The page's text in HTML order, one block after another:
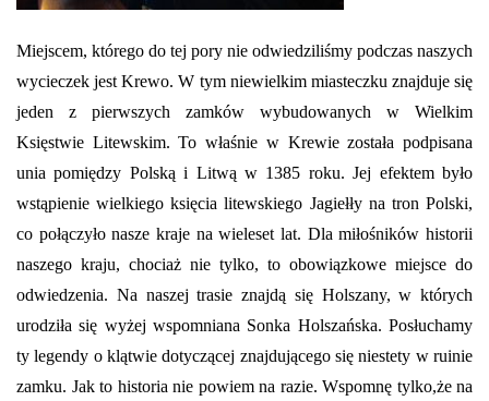
Miejscem, którego do tej pory nie odwiedziliśmy podczas naszych
wycieczek jest Krewo. W tym niewielkim miasteczku znajduje się
jeden z pierwszych zamków wybudowanych w Wielkim
Księstwie Litewskim. To właśnie w Krewie została podpisana
unia pomiędzy Polską i Litwą w 1385 roku. Jej efektem było
wstąpienie wielkiego księcia litewskiego Jagiełły na tron Polski,
co połączyło nasze kraje na wieleset lat. Dla miłośników historii
naszego kraju, chociaż nie tylko, to obowiązkowe miejsce do
odwiedzenia. Na naszej trasie znajdą się Holszany, w których
urodziła się wyżej wspomniana Sonka Holszańska. Posłuchamy
ty legendy o klątwie dotyczącej znajdującego się niestety w ruinie
zamku. Jak to historia nie powiem na razie. Wspomnę tylko,że na